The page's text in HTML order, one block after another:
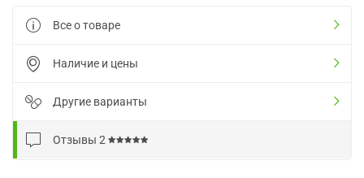
Все о товаре
Наличие и цены
Другие варианты
Отзывы 2